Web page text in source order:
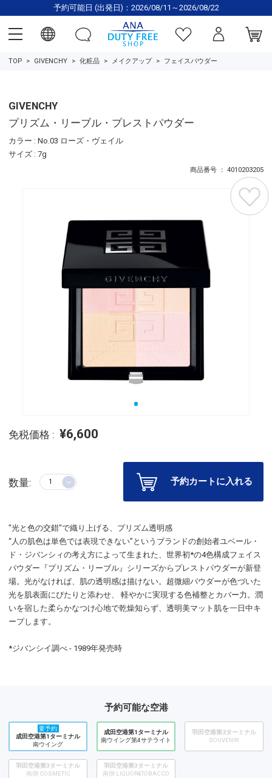
予約可能日 (出発日)：2026/08/11～2026/08/22
TOP GIVENCHY 化粧品 メイクアップ フェイスパウダー
GIVENCHY
プリズム・リーブル・プレストパウダー
カラー : No.03 ローズ・ヴェイル
サイズ : 7g
商品番号 ： 4010203205
免税価格 : ¥6,600
数量: 予約カートに入れる
"光と色の交錯"で織り上げる、プリズム透明感
“人の肌色は単色では表現できない”というブランドの創始者ユベール・
ド・ジバンシィの考え方によって生まれた、世界初*の4色構成フェイス
パウダー『プリズム・リーブル』シリーズからプレストパウダーが新登
場。光がなければ、肌の透明感は描けない。超微細パウダーが色づいた
光を肌表面にぴたりと添わせ、 軽やかに実現する色補整とカバー力。潤
いを宿した柔らかなつけ心地で乾燥知らず、透明美マット肌を一日中キ
ープします。
*ジバンシイ調べ - 1989年発売時
予約可能な空港
要予約
成田空港第1ターミナル
南ウイング
成田空港第1ターミナル
南ウイング第4サテライト
羽田空港第2ターミナル
SOUVENIR
羽田空港第3ターミナル
南側 COSMETIC
羽田空港第3ターミナル
南側 LIQUOR&TOBACCO